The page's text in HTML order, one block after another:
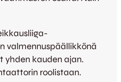
valmennuspäällikkönä
yhden kauden ajan.
roolistaan.